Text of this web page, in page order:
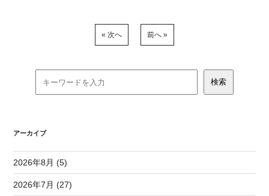
« 次へ 前へ »
アーカイブ
2026年8月 (5)
2026年7月 (27)